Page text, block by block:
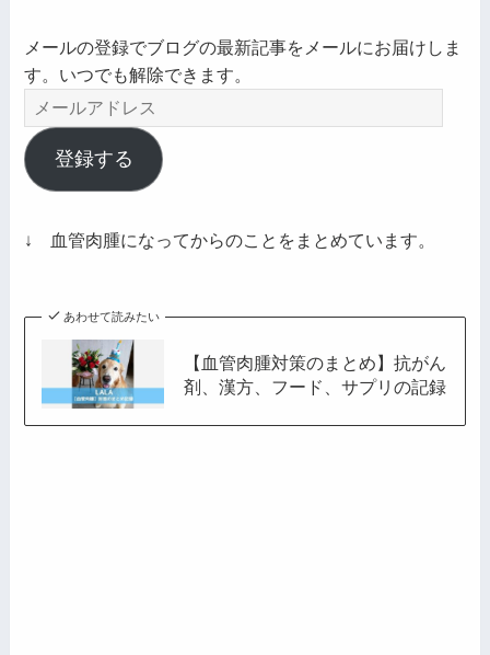
メールの登録でブログの最新記事をメールにお届けしま
す。いつでも解除できます。
ー
ル
ア
レ
登録する
↓ 血管肉腫になってからのことをまとめています。
あわせて読みたい
【血管肉腫対策のまとめ】抗がん
剤、漢方、フード、サプリの記録